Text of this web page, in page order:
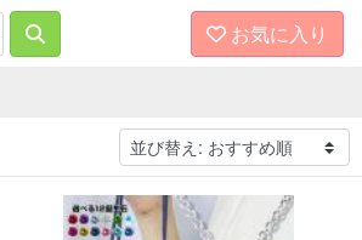
お気に入り